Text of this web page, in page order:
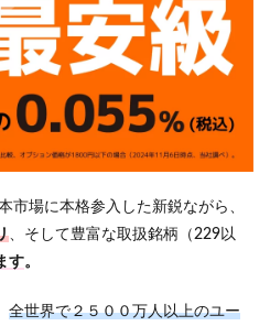
市場に本格参入した新鋭ながら、
、そして豊富な取扱銘柄（229以
す。
全世界で２５００万人以上のユー